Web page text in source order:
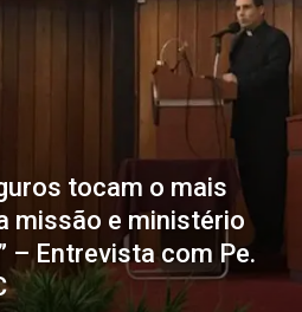
tocam o mais
missão e ministério
– Entrevista com Pe.